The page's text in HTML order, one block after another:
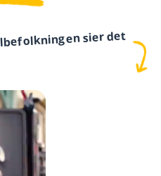
sier det